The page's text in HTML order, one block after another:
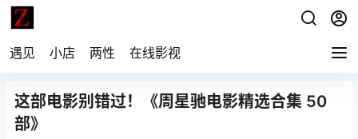
遇见 小店 两性 在线影视
这部电影别错过！《周星驰电影精选合集 50
部》